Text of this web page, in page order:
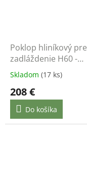
Poklop hliníkový pre
zadláždenie H60 -
600x600 - nosnosť do
12,5 t
Skladom (17 ks)
208 €
Do košíka